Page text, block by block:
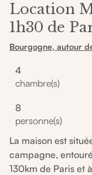
Location
1h30 de
Bourgogne, autour
4
chambre(s)
8
personne(s)
La maison est
campagne,
130km de Paris et